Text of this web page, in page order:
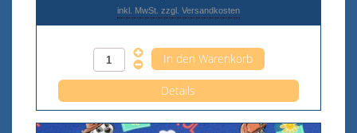
inkl. MwSt. zzgl. Versandkosten
Details